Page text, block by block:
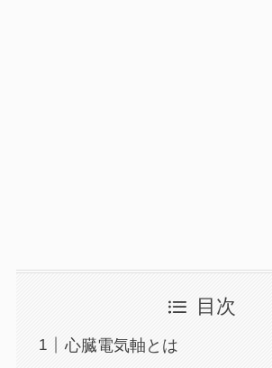
目次
心臓電気軸とは